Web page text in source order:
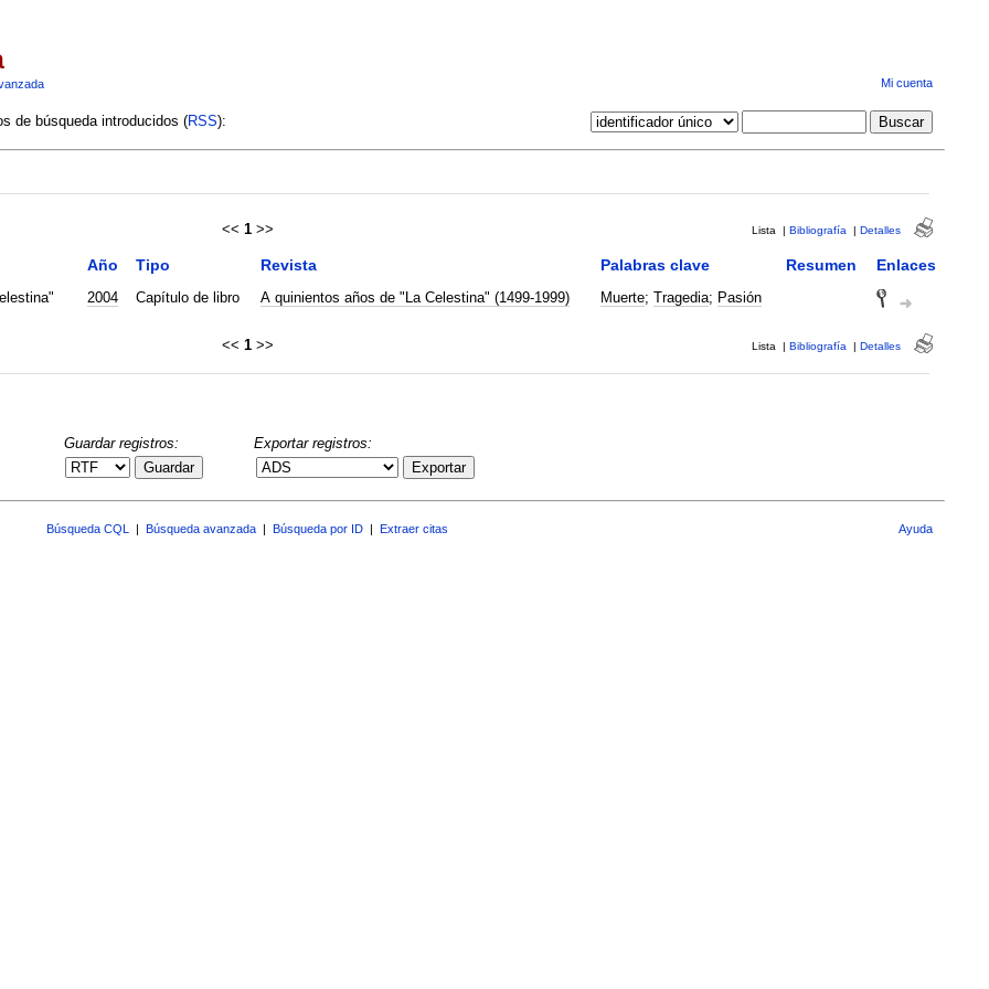
Mi cuenta
de búsqueda introducidos (RSS):
<< 1 >> Lista | Bibliografía | Detalles
Año Tipo Revista Palabras clave Resumen Enlaces
2004 Capítulo de libro A quinientos años de "La Celestina" (1499-1999) Muerte; Tragedia; Pasión
<< 1 >> Lista | Bibliografía | Detalles
Guardar registros:
Guardar
Exportar registros:
Exportar
Búsqueda CQL Búsqueda avanzada Búsqueda por ID Extraer citas Ayuda